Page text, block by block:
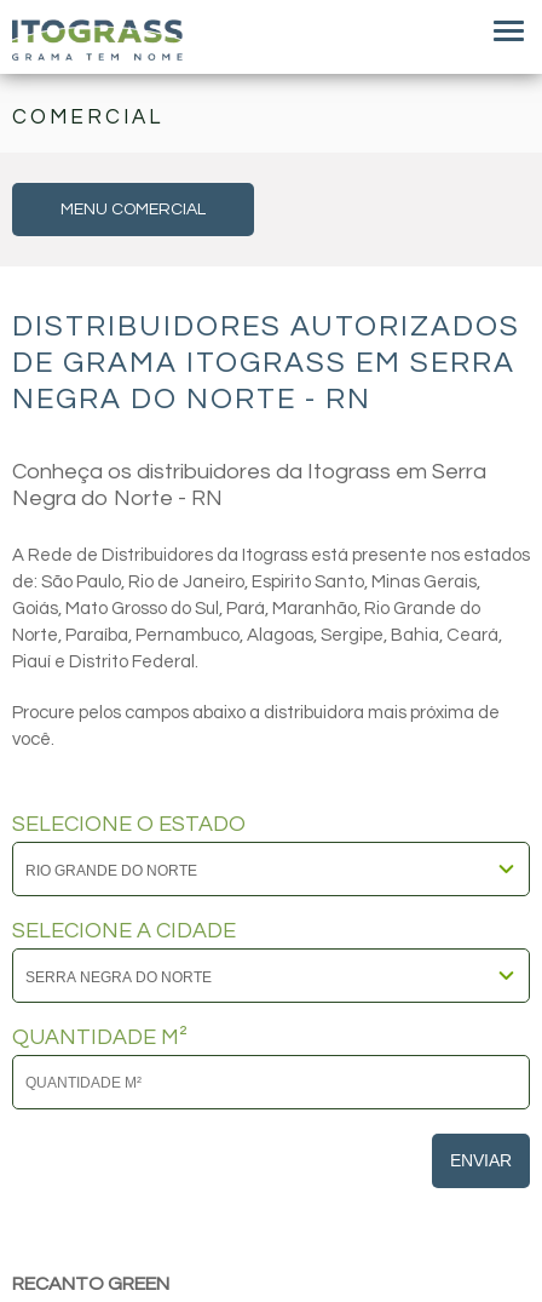
COMERCIAL
MENU COMERCIAL
DISTRIBUIDORES AUTORIZADOS
DE GRAMA ITOGRASS EM SERRA
NEGRA DO NORTE - RN
Conheça os distribuidores da Itograss em Serra
Negra do Norte - RN
A Rede de Distribuidores da Itograss está presente nos estados
de: São Paulo, Rio de Janeiro, Espirito Santo, Minas Gerais,
Goiás, Mato Grosso do Sul, Pará, Maranhão, Rio Grande do
Norte, Paraíba, Pernambuco, Alagoas, Sergipe, Bahia, Ceará,
Piauí e Distrito Federal.
Procure pelos campos abaixo a distribuidora mais próxima de
você.
SELECIONE O ESTADO
SELECIONE A CIDADE
QUANTIDADE M²
ENVIAR
RECANTO GREEN